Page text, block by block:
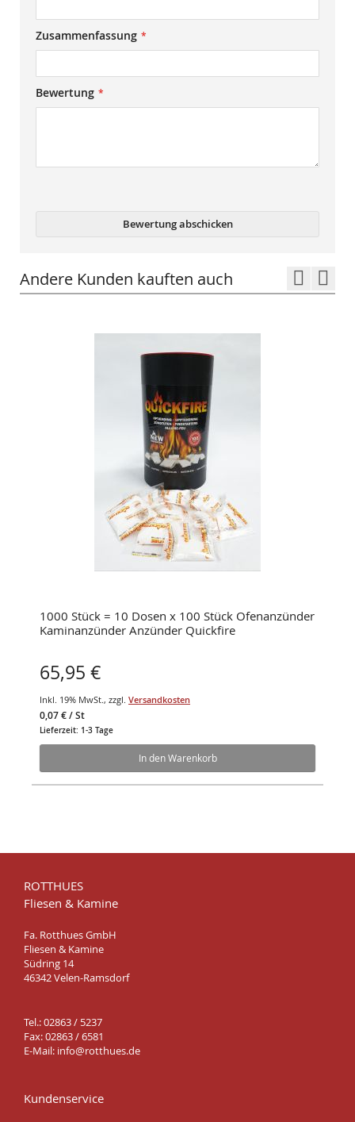
Zusammenfassung
Bewertung
Bewertung abschicken
Andere Kunden kauften auch
1000 Stück = 10 Dosen x 100 Stück Ofenanzünder
Kaminanzünder Anzünder Quickfire
65,95 €
Inkl. 19% MwSt., zzgl. Versandkosten
0,07 €/ St
Lieferzeit: 1-3 Tage
In den Warenkorb
ROTTHUES
Fliesen & Kamine
Fa. Rotthues GmbH
Fliesen & Kamine
Südring 14
46342 Velen-Ramsdorf
Tel.: 02863 / 5237
Fax: 02863 / 6581
E-Mail: info@rotthues.de
Kundenservice